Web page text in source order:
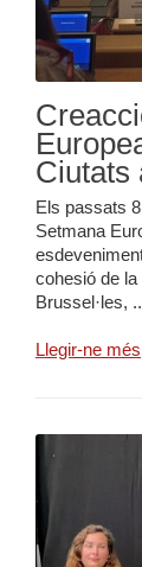
Ciutats
Els passats
Setmana
cohesió de
Brussel·les,
Llegir-ne més